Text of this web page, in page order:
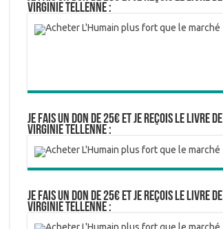
Virginie Tellenne :
Je fais un don de 25€ et je reçois le livre de
Virginie Tellenne :
Je fais un don de 25€ et je reçois le livre de
Virginie Tellenne :